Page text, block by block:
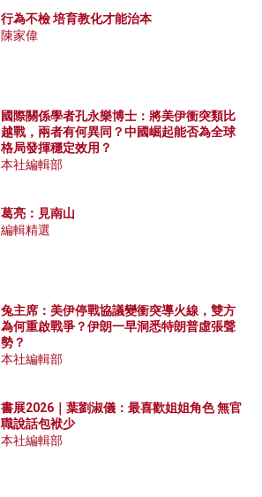
行為不檢 培育教化才能治本
陳家偉
國際關係學者孔永樂博士：將美伊衝突類比
越戰，兩者有何異同？中國崛起能否為全球
格局發揮穩定效用？
本社編輯部
葛亮：見南山
編輯精選
兔主席：美伊停戰協議變衝突導火線，雙方
為何重啟戰爭？伊朗一早洞悉特朗普虛張聲
勢？
本社編輯部
書展2026｜葉劉淑儀：最喜歡姐姐角色 無官
職說話包袱少
本社編輯部